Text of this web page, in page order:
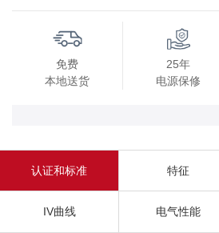
免费
本地送货
25年
电源保修
认证和标准 特征
IV曲线 电气性能